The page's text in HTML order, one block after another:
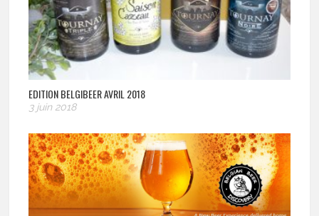
EDITION BELGIBEER AVRIL 2018
3 juin 2018